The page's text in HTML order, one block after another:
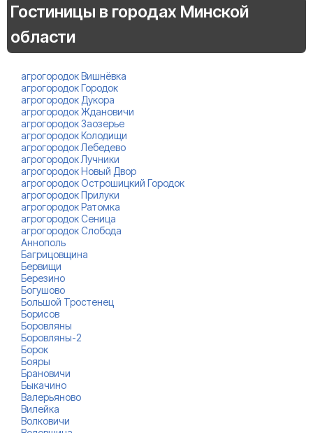
Гостиницы в городах Минской
области
агрогородок Вишнёвка
агрогородок Городок
агрогородок Дукора
агрогородок Ждановичи
агрогородок Заозерье
агрогородок Колодищи
агрогородок Лебедево
агрогородок Лучники
агрогородок Новый Двор
агрогородок Острошицкий Городок
агрогородок Прилуки
агрогородок Ратомка
агрогородок Сеница
агрогородок Слобода
Аннополь
Багрицовщина
Бервищи
Березино
Богушово
Большой Тростенец
Борисов
Боровляны
Боровляны-2
Борок
Бояры
Брановичи
Быкачино
Валерьяново
Вилейка
Волковичи